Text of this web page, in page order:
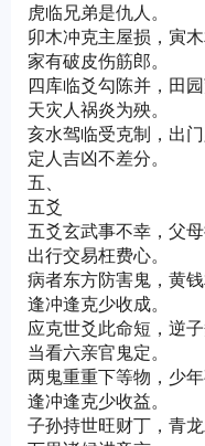
虎临兄弟是仇人。
卯木冲克主屋损，寅
家有破皮伤筋郎。
四库临爻勾陈并，田
天灾人祸炎为殃。
亥水驾临受克制，出
定人吉凶不差分。
五、
五爻
五爻玄武事不幸，父
出行交易枉费心。
病者东方防害鬼，黄
逢冲逢克少收成。
应克世爻此命短，逆
当看六亲官鬼定。
两鬼重重下等物，少
逢冲逢克少收益。
子孙持世旺财丁，青